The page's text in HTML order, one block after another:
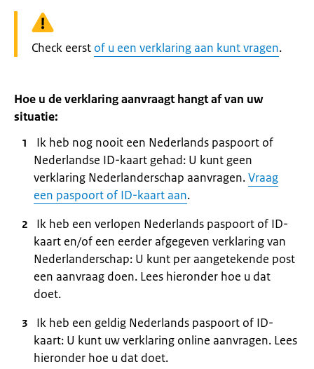
Waarschuwing:
Check eerst of u een verklaring aan kunt vragen.
Hoe u de verklaring aanvraagt hangt af van uw
situatie:
Ik heb nog nooit een Nederlands paspoort of
Nederlandse ID-kaart gehad: U kunt geen
verklaring Nederlanderschap aanvragen.Vraag
een paspoort of ID-kaart aan.
Ik heb een verlopen Nederlands paspoort of ID-
kaart en/of een eerder afgegeven verklaring van
Nederlanderschap: U kunt per aangetekende post
een aanvraag doen. Lees hieronder hoe u dat
doet.
Ik heb een geldig Nederlands paspoort of ID-
kaart: U kunt uw verklaring online aanvragen. Lees
hieronder hoe u dat doet.